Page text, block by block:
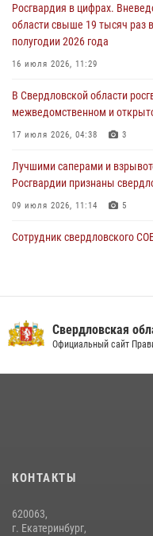
Росгвардия обеспечивает
направлении
31 июля 2026, 06:56
рассказал об итогах работы
«Телекон»
30 июля 2026, 11:33 1
Росгвардия в цифрах.
области свыше 19 тысяч раз
полугодии 2026 года
16 июля 2026, 11:29
В Свердловской области
межведомственном и
17 июля 2026, 04:38 3
Лучшими саперами и
Росгвардии признаны
09 июля 2026, 11:14 5
Сотрудник свердловского
16 июля 2026, 13:07 4
31 июля 2026, 12:27
промышленной выставки
Свердловская
Официальный сайт
КОНТАКТЫ
620063,
г. Екатеринбург,